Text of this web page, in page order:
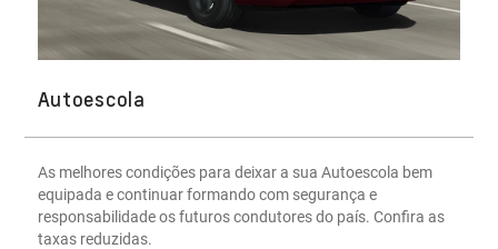
Autoescola
As melhores condições para deixar a sua Autoescola bem
equipada e continuar formando com segurança e
responsabilidade os futuros condutores do país. Confira as
taxas reduzidas.